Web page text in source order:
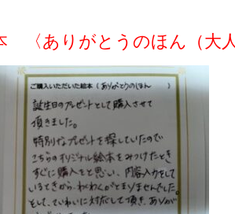
〈ありがとうのほん（大人